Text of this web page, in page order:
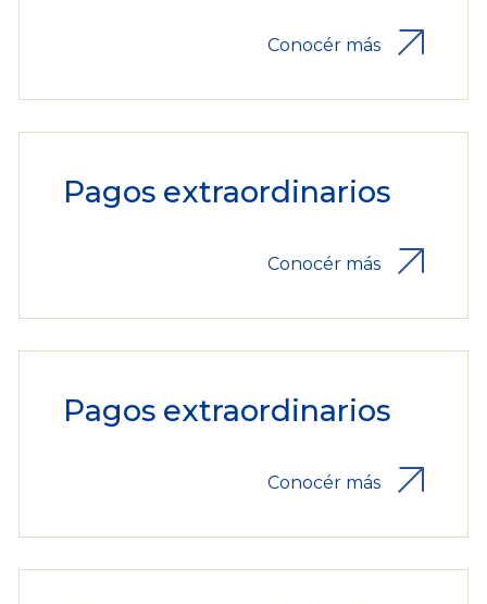
Conocér más
Pagos extraordinarios
Conocér más
Pagos extraordinarios
Conocér más